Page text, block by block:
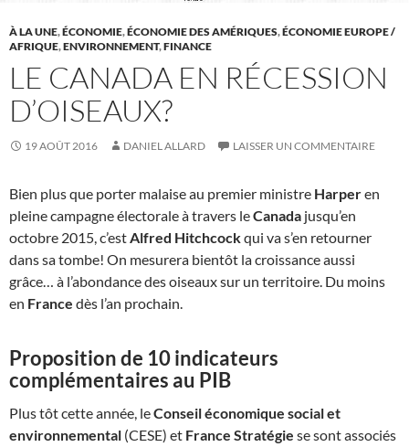
À LA UNE,ÉCONOMIE,ÉCONOMIE DES AMÉRIQUES,ÉCONOMIE EUROPE /
AFRIQUE,ENVIRONNEMENT,FINANCE
LE CANADA EN RÉCESSION
D’OISEAUX?
19 AOÛT 2016 DANIEL ALLARD LAISSER UN COMMENTAIRE
Bien plus que porter malaise au premier ministre Harperen
pleine campagne électorale à travers leCanada jusqu’en
octobre 2015, c’estAlfred Hitchcockqui va s’en retourner
dans sa tombe! On mesurera bientôt la croissance aussi
grâce… à l’abondance des oiseaux sur un territoire. Du moins
en France dès l’an prochain.
Proposition de 10 indicateurs
complémentaires au PIB
Plus tôt cette année, leConseil économique social et
environnemental (CESE) et France Stratégie se sont associés